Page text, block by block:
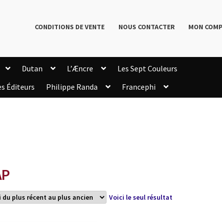
CONDITIONS DE VENTE NOUS CONTACTER MON
Dutan L’Æncre
Les Sept Couleurs
Éditeurs Philippe Randa
Francephi
Voici le seul résultat